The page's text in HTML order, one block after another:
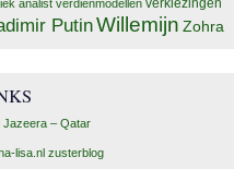
analist verdienmodellen verkiezingen
PutinWillemijn Zohra
Jazeera – Qatar
lisa.nl zusterblog